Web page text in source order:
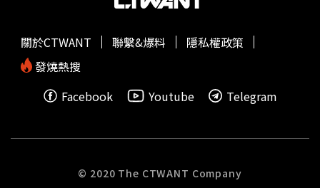
關於CTWANT 聯繫&爆料
隱私權政策
發燒熱搜
Facebook
Youtube Telegram
© 2020 The CTWANT Company